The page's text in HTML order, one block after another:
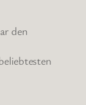
den